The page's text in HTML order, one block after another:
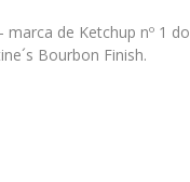
de Ketchup nº 1 do
Bourbon Finish.